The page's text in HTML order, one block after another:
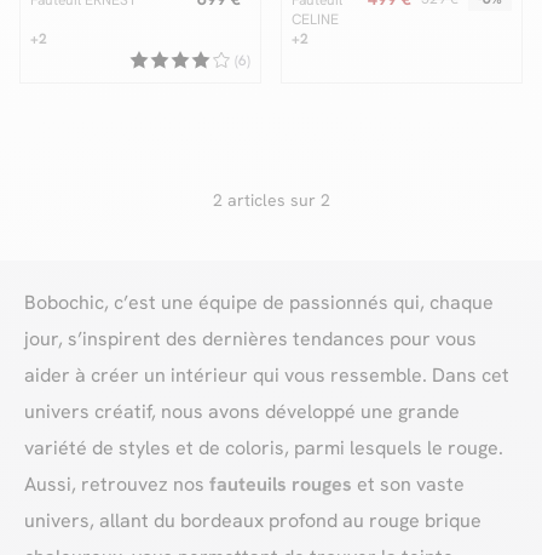
Aide et contact
+2
(6)
CELINE
tissu
+2
2 articles sur 2
Bobochic, c’est une équipe de passionnés qui, chaque
jour, s’inspirent des dernières tendances pour vous
aider à créer un intérieur qui vous ressemble. Dans cet
univers créatif, nous avons développé une grande
variété de styles et de coloris, parmi lesquels le rouge.
Aussi, retrouvez nos fauteuils rouges et son vaste
univers, allant du bordeaux profond au rouge brique